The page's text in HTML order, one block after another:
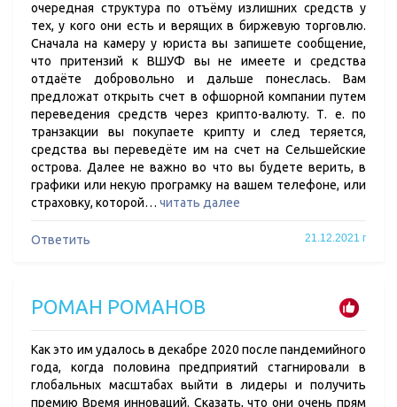
очередная структура по отъёму излишних средств у
тех, у кого они есть и верящих в биржевую торговлю.
Сначала на камеру у юриста вы запишете сообщение,
что притензий к ВШУФ вы не имеете и средства
отдаёте добровольно и дальше понеслась. Вам
предложат открыть счет в офшорной компании путем
переведения средств через крипто-валюту. Т. е. по
транзакции вы покупаете крипту и след теряется,
средства вы переведёте им на счет на Сельшейские
острова. Далее не важно во что вы будете верить, в
графики или некую програмку на вашем телефоне, или
страховку, которой… читать далее
Ответить 21.12.2021 г
РОМАН РОМАНОВ
Как это им удалось в декабре 2020 после пандемийного
года, когда половина предприятий стагнировали в
глобальных масштабах выйти в лидеры и получить
премию Время инноваций. Сказать, что они очень прям